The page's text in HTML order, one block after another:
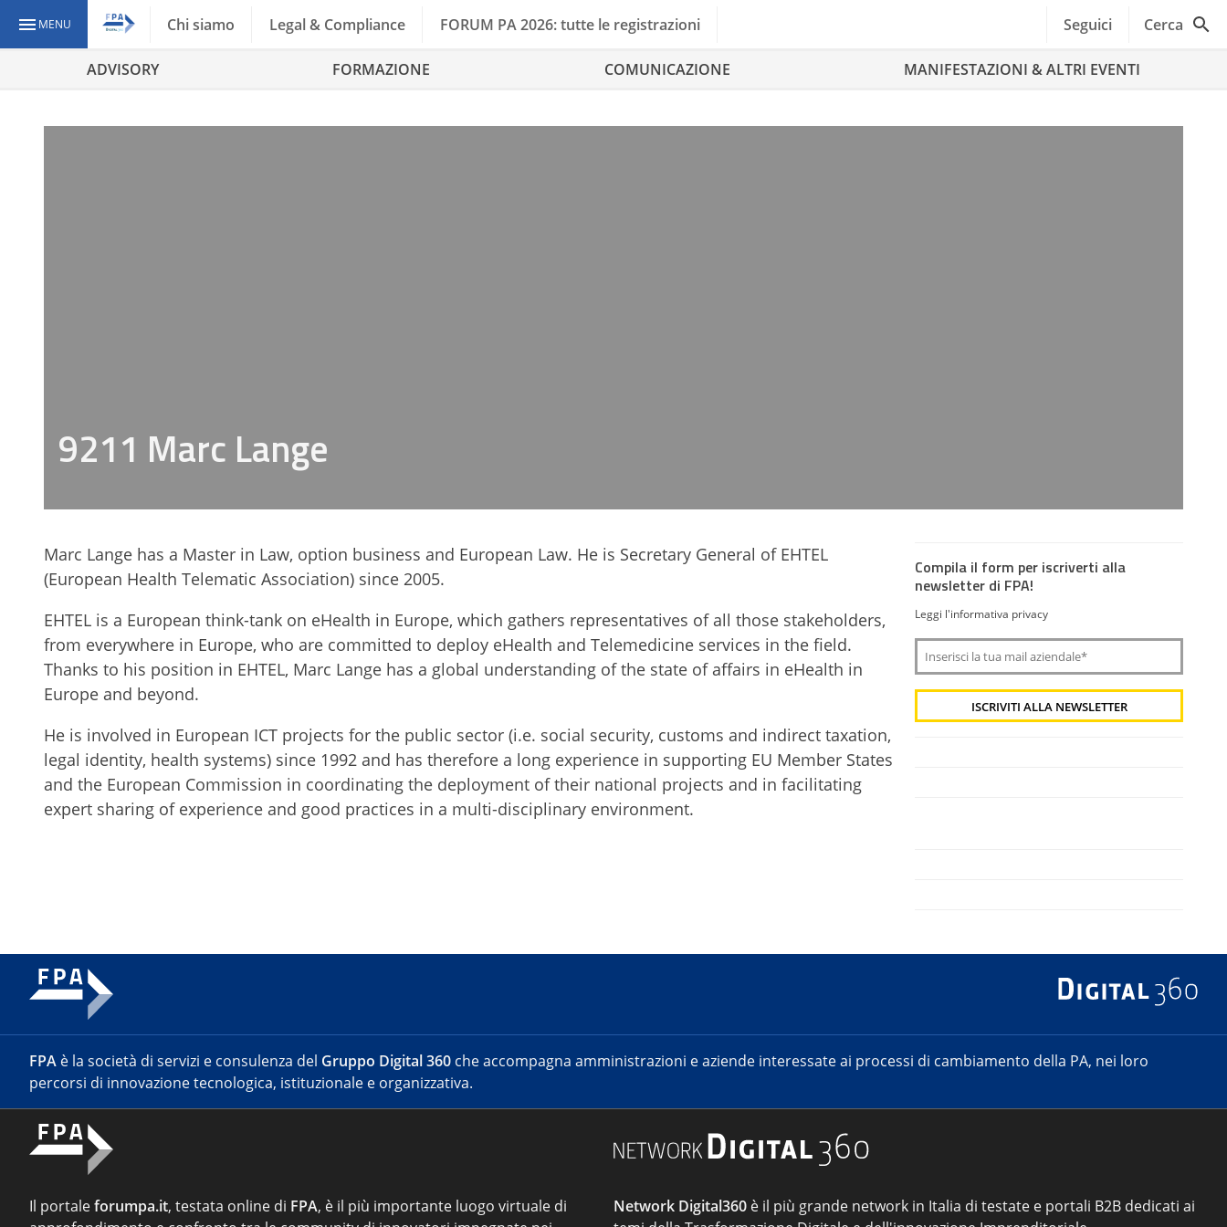
MENU Chi siamo Legal & Compliance FORUM PA 2026: tutte le registrazioni Seguici Cerca
ADVISORY FORMAZIONE COMUNICAZIONE MANIFESTAZIONI & ALTRI EVENTI
9211 Marc Lange
Marc Lange has a Master in Law, option business and European Law. He is Secretary General of EHTEL
(European Health Telematic Association) since 2005.
EHTEL is a European think-tank on eHealth in Europe, which gathers representatives of all those stakeholders,
from everywhere in Europe, who are committed to deploy eHealth and Telemedicine services in the field.
Thanks to his position in EHTEL, Marc Lange has a global understanding of the state of affairs in eHealth in
Europe and beyond.
He is involved in European ICT projects for the public sector (i.e. social security, customs and indirect taxation,
legal identity, health systems) since 1992 and has therefore a long experience in supporting EU Member States
and the European Commission in coordinating the deployment of their national projects and in facilitating
expert sharing of experience and good practices in a multi-disciplinary environment.
Compila il form per iscriverti alla
newsletter di FPA!
Leggi l'informativa privacy
FPA è la società di servizi e consulenza del Gruppo Digital 360 che accompagna amministrazioni e aziende interessate ai processi di cambiamento della PA, nei loro
percorsi di innovazione tecnologica, istituzionale e organizzativa.
Il portaleforumpa.it, testata online di FPA, è il più importante luogo virtuale di
Network Digital360 è il più grande network in Italia di testate e portali B2B dedicati ai